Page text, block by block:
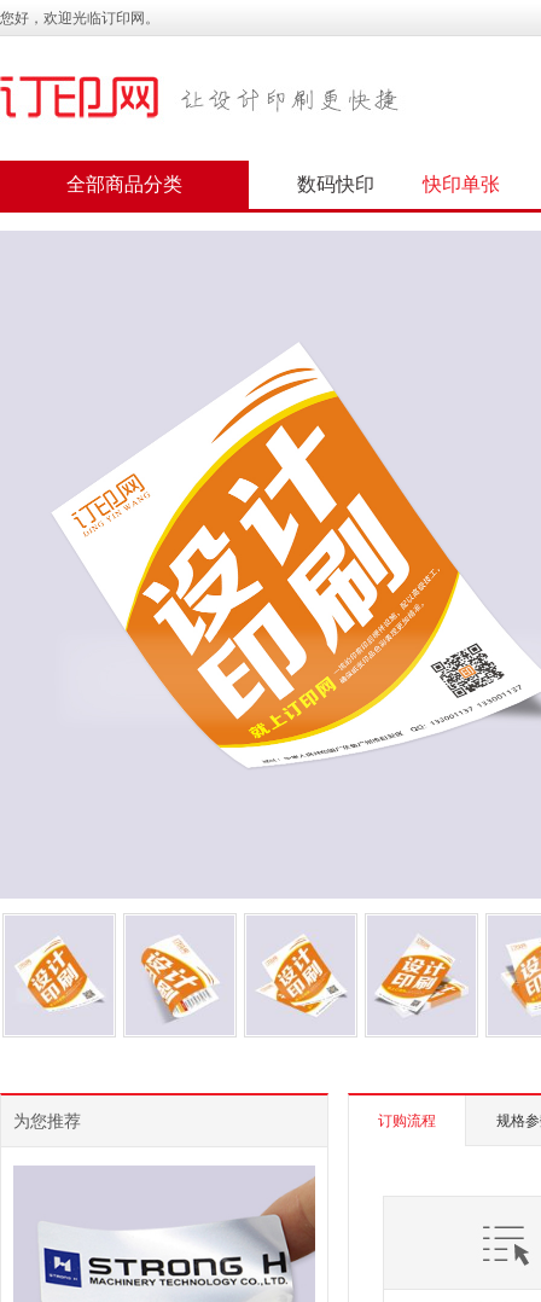
您好，欢迎光临订印网。
全部商品分类 数码快印 快印单张
为您推荐 订购流程 规格